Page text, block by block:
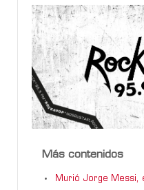
Más contenidos
Murió Jorge Messi,